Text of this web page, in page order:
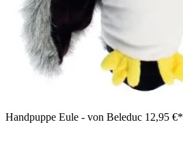
Handpuppe Eule - von Beleduc 12,95 €*